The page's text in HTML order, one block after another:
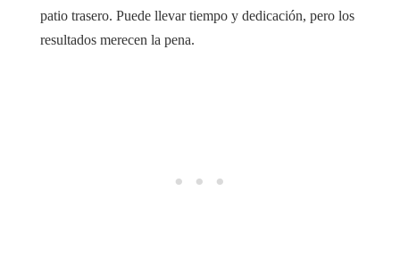
patio trasero. Puede llevar tiempo y dedicación, pero los
resultados merecen la pena.